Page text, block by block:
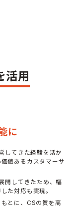
活用
に
してきた経験を活か
値あるカスタマーサ
開してきたため、幅
た対応も実現。
とに、CSの質を高